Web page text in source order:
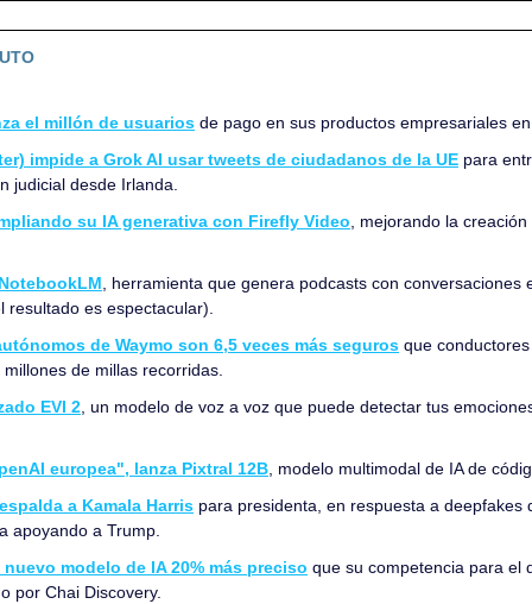
el millón de usuarios de pago en sus productos empresariales
impide a Grok AI usar tweets de ciudadanos de la UE para
judicial desde Irlanda.
su IA generativa con Firefly Video, mejorando la
, herramienta que genera podcasts con conversaciones
resultado es espectacular).
de Waymo son 6,5 veces más seguros que
de millas recorridas.
EVI 2, un modelo de voz a voz que puede detectar tus
europea", lanza Pixtral 12B, modelo multimodal de IA de
a Kamala Harris para presidenta, en respuesta a deepfakes
apoyando a Trump.
modelo de IA 20% más preciso que su competencia para el
por Chai Discovery.